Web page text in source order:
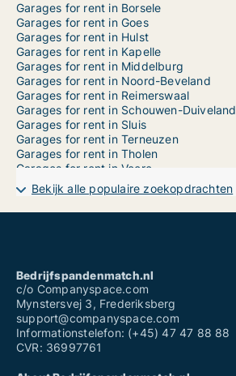
Garages for rent in Borsele
Garages for rent in Goes
Garages for rent in Hulst
Garages for rent in Kapelle
Garages for rent in Middelburg
Garages for rent in Noord-Beveland
Garages for rent in Reimerswaal
Garages for rent in Schouwen-Duiveland
Garages for rent in Sluis
Garages for rent in Terneuzen
Garages for rent in Tholen
Garages for rent in Veere
Garages for rent in Vlissingen
Garages for sale in Borsele
Garages for sale in Goes
Garages for sale in Noord-Beveland
Garages for sale in Reimerswaal
Garages for sale in Schouwen-Duiveland
Garages for sale in Sluis
Garages for sale in Terneuzen
Garages for sale in Tholen
Garages for sale in Vlissingen
Bekijk alle populaire zoekopdrachten
Bedrijfspandenmatch.nl
c/o Companyspace.com
Mynstersvej 3, Frederiksberg
support@companyspace.com
Informationstelefon: (+45) 47 47 88 88
CVR: 36997761